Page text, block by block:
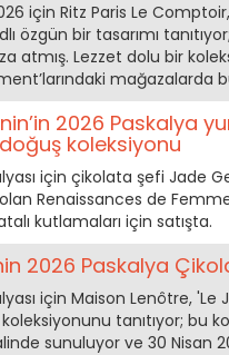
için Ritz Paris Le
özgün bir tasarımı
atmış. Lezzet dolu bir
mağazalarda
2026 Paskalya
koleksiyonu
için çikolata şefi Jade
Renaissances de
kutlamaları için satışta.
2026 Paskalya
için Maison Lenôtre,
tanıtıyor; bu
sunuluyor ve 30 Nisan